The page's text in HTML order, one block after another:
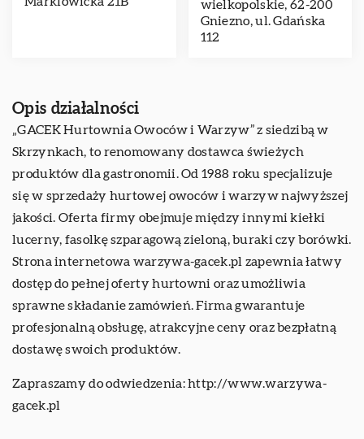
wielkopolskie, 62-200
Gniezno, ul. Gdańska
112
Opis działalności
„GACEK Hurtownia Owoców i Warzyw” z siedzibą w
Skrzynkach, to renomowany dostawca świeżych
produktów dla gastronomii. Od 1988 roku specjalizuje
się w sprzedaży hurtowej owoców i warzyw najwyższej
jakości. Oferta firmy obejmuje między innymi kiełki
lucerny, fasolkę szparagową zieloną, buraki czy borówki.
Strona internetowa warzywa-gacek.pl zapewnia łatwy
dostęp do pełnej oferty hurtowni oraz umożliwia
sprawne składanie zamówień. Firma gwarantuje
profesjonalną obsługę, atrakcyjne ceny oraz bezpłatną
dostawę swoich produktów.
Zapraszamy do odwiedzenia:http://www.warzywa-
gacek.pl